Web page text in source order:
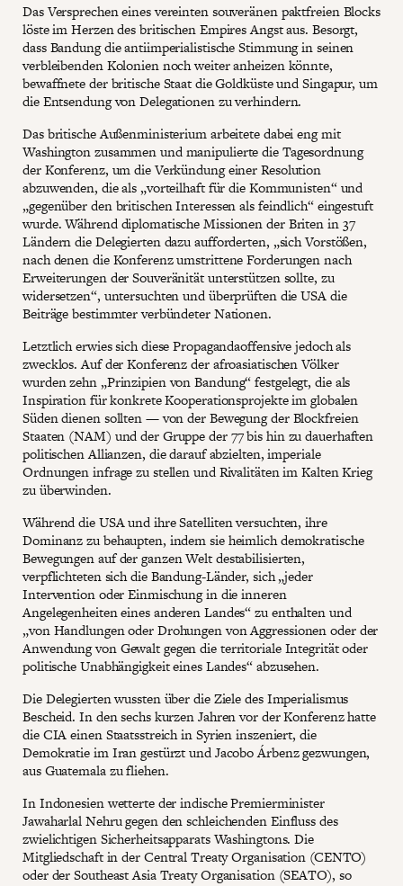
Das Versprechen eines vereinten souveränen paktfreien Blocks
löste im Herzen des britischen Empires Angst aus. Besorgt,
dass Bandung die antiimperialistische Stimmung in seinen
verbleibenden Kolonien noch weiter anheizen könnte,
bewaffnete der britische Staat die Goldküste und Singapur, um
die Entsendung von Delegationen zu verhindern.
Das britische Außenministerium arbeitete dabei eng mit
Washington zusammen und manipulierte die Tagesordnung
der Konferenz, um die Verkündung einer Resolution
abzuwenden, die als „vorteilhaft für die Kommunisten“ und
„gegenüber den britischen Interessen als feindlich“ eingestuft
wurde. Während diplomatische Missionen der Briten in 37
Ländern die Delegierten dazu aufforderten, „sich Vorstößen,
nach denen die Konferenz umstrittene Forderungen nach
Erweiterungen der Souveränität unterstützen sollte, zu
widersetzen“, untersuchten und überprüften die USA die
Beiträge bestimmter verbündeter Nationen.
Letztlich erwies sich diese Propagandaoffensive jedoch als
zwecklos. Auf der Konferenz der afroasiatischen Völker
wurden zehn „Prinzipien von Bandung“ festgelegt, die als
Inspiration für konkrete Kooperationsprojekte im globalen
Süden dienen sollten — von der Bewegung der Blockfreien
Staaten (NAM) und der Gruppe der 77 bis hin zu dauerhaften
politischen Allianzen, die darauf abzielten, imperiale
Ordnungen infrage zu stellen und Rivalitäten im Kalten Krieg
zu überwinden.
Während die USA und ihre Satelliten versuchten, ihre
Dominanz zu behaupten, indem sie heimlich demokratische
Bewegungen auf der ganzen Welt destabilisierten,
verpflichteten sich die Bandung-Länder, sich „jeder
Intervention oder Einmischung in die inneren
Angelegenheiten eines anderen Landes“ zu enthalten und
„von Handlungen oder Drohungen von Aggressionen oder der
Anwendung von Gewalt gegen die territoriale Integrität oder
politische Unabhängigkeit eines Landes“ abzusehen.
Die Delegierten wussten über die Ziele des Imperialismus
Bescheid. In den sechs kurzen Jahren vor der Konferenz hatte
die CIA einen Staatsstreich in Syrien inszeniert, die
Demokratie im Iran gestürzt und Jacobo Árbenz gezwungen,
aus Guatemala zu fliehen.
In Indonesien wetterte der indische Premierminister
Jawaharlal Nehru gegen den schleichenden Einfluss des
zwielichtigen Sicherheitsapparats Washingtons. Die
Mitgliedschaft in der Central Treaty Organisation (CENTO)
oder der Southeast Asia Treaty Organisation (SEATO), so